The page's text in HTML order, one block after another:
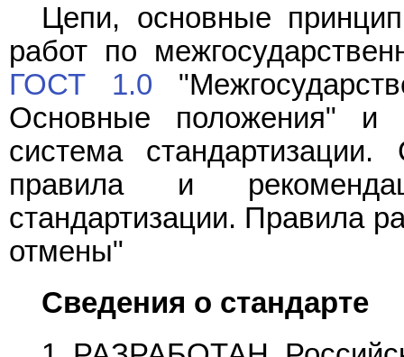
Цепи, основные
работ по
ГОСТ 1.0
Основные положения" и
система стандартизации.
правила и
стандартизации. Правила
отмены"
Сведения о стандарте